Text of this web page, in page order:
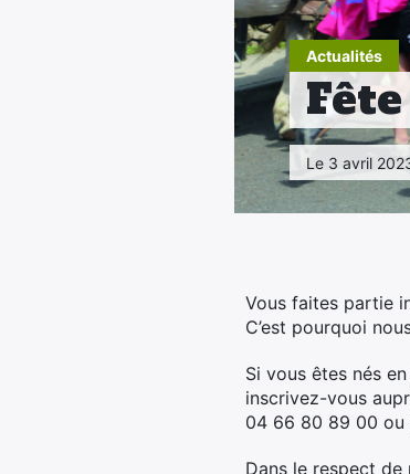
Actualités
Le 3 avril
Vous faites partie
C’est pourquoi
Si vous êtes nés
inscrivez-vous
04 66 80 89 00 ou
Dans le respect